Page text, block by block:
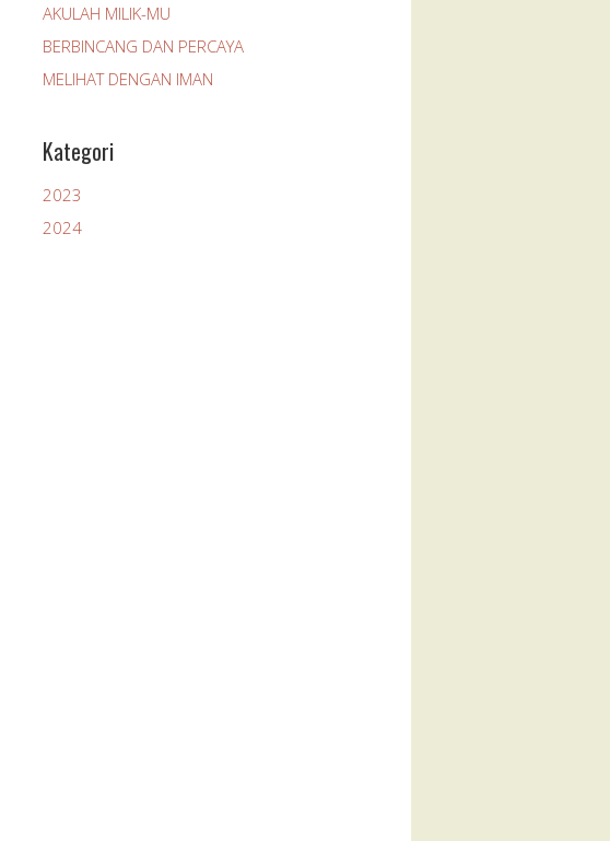
AKULAH MILIK-MU
BERBINCANG DAN PERCAYA
MELIHAT DENGAN IMAN
Kategori
2023
2024